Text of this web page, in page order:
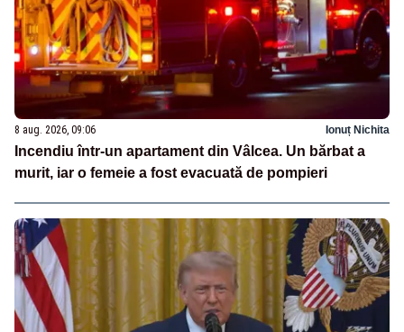
8 aug. 2026, 09:06 Ionuț Nichita
Incendiu într-un apartament din Vâlcea. Un bărbat a
murit, iar o femeie a fost evacuată de pompieri